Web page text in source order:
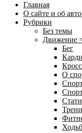
Главная
О сайте и об
Рубрики
Без темы
Движение
Бег
О